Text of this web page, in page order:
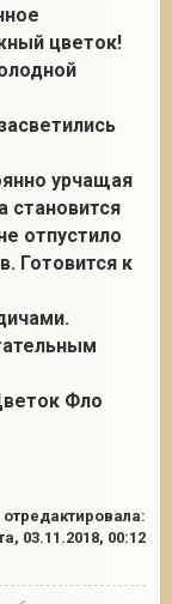
цветок!
урчащая
становится
отпустило
Готовится к
Фло
03.11.2018, 00:12